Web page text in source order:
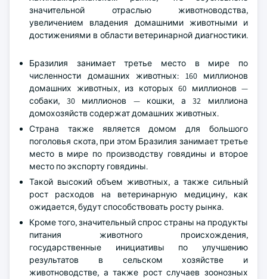
значительной отраслью животноводства,
увеличением владения домашними животными и
достижениями в области ветеринарной диагностики.
Бразилия занимает третье место в мире по
численности домашних животных: 160 миллионов
домашних животных, из которых 60 миллионов —
собаки, 30 миллионов — кошки, а 32 миллиона
домохозяйств содержат домашних животных.
Страна также является домом для большого
поголовья скота, при этом Бразилия занимает третье
место в мире по производству говядины и второе
место по экспорту говядины.
Такой высокий объем животных, а также сильный
рост расходов на ветеринарную медицину, как
ожидается, будут способствовать росту рынка.
Кроме того, значительный спрос страны на продукты
питания животного происхождения,
государственные инициативы по улучшению
результатов в сельском хозяйстве и
животноводстве, а также рост случаев зоонозных